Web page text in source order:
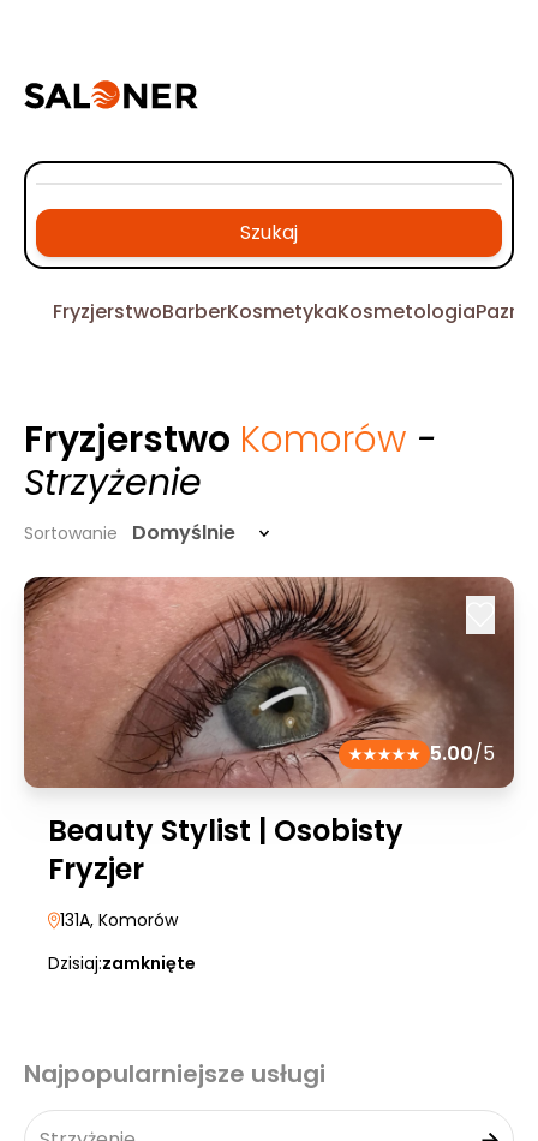
Szukaj
FryzjerstwoBarberKosmetykaKosmetologia
Fryzjerstwo Komorów -
Strzyżenie
Sortowanie Domyślnie
5.00/5
Beauty Stylist | Osobisty
Fryzjer
131A, Komorów
Dzisiaj:zamknięte
Najpopularniejsze usługi